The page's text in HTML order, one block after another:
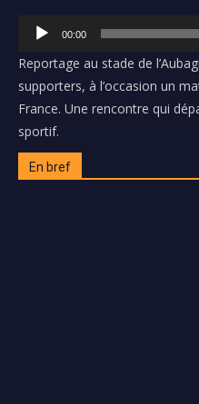
c
t
e
u
a
00:00
Reportage au stade de
supporters, à l’occasion un
France. Une rencontre qui
sportif.
En bref